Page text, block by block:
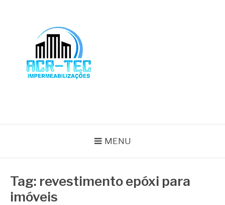
MENU
Tag: revestimento epóxi para
imóveis